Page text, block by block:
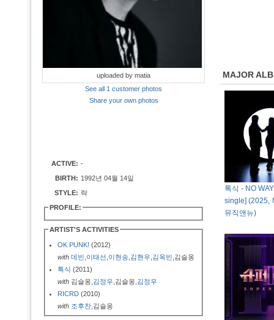
uploaded by matia
See all 1 customer photos
Share your own photos
ACTIVE: -
BIRTH: 1992년 04월 14일
STYLE: 락
PROFILE:
ARTIST'S ACTIVITIES
OK PUNK! (2012)
with 데빈 이태선 이현송 김현우 김옥빈 ,김슬옹
톡식 (2011)
with 김슬옹, 김정우 ,김슬옹, 김정우
RICRD (2010)
with 조후찬 ,김슬옹
MAJOR
톡식 - NO
single] (2025,
뮤직앤뉴)